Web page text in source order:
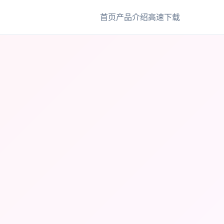
首页产品介绍高速下载